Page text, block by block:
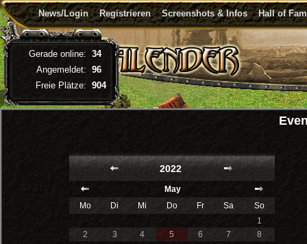
News/Login Registrieren Screenshots & Infos Hall of
2022
May
Mo
Di Mi Do Fr Sa
So
1
2
3 4 5 6 7
8
Gerade online: 34
Angemeldet: 96
Freie Plätze: 904